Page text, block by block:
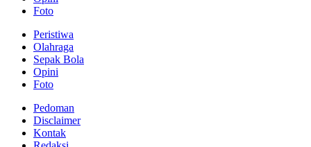
Foto
Peristiwa
Olahraga
Sepak Bola
Opini
Foto
Pedoman
Disclaimer
Kontak